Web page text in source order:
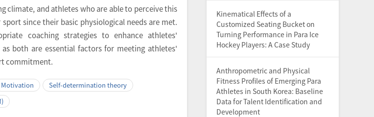
climate, and athletes who are able to perceive this
since their basic physiological needs are met.
coaching strategies to enhance athletes'
both are essential factors for meeting athletes'
commitment.
Motivation
Self-determination theory
Kinematical Effects of a
Customized Seating Bucket on
Turning Performance in Para Ice
Hockey Players: A Case Study
Anthropometric and Physical
Fitness Profiles of Emerging Para
Athletes in South Korea: Baseline
Data for Talent Identification and
Development